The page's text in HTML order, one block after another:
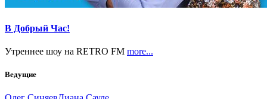
В Добрый Час!
Утреннее шоу на RETRO FM more...
Ведущие